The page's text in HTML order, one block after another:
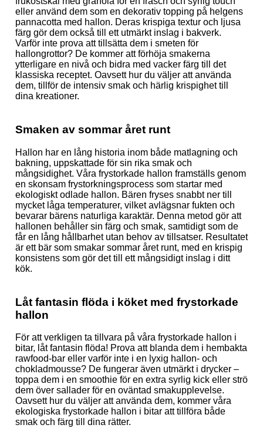
eller använd dem som en dekorativ topping på helgens
pannacotta med hallon. Deras krispiga textur och ljusa
färg gör dem också till ett utmärkt inslag i bakverk.
Varför inte prova att tillsätta dem i smeten för
hallongrottor? De kommer att förhöja smakerna
ytterligare en nivå och bidra med vacker färg till det
klassiska receptet. Oavsett hur du väljer att använda
dem, tillför de intensiv smak och härlig krispighet till
dina kreationer.
Smaken av sommar året runt
Hallon har en lång historia inom både matlagning och
bakning, uppskattade för sin rika smak och
mångsidighet. Våra frystorkade hallon framställs genom
en skonsam frystorkningsprocess som startar med
ekologiskt odlade hallon. Bären fryses snabbt ner till
mycket låga temperaturer, vilket avlägsnar fukten och
bevarar bärens naturliga karaktär. Denna metod gör att
hallonen behåller sin färg och smak, samtidigt som de
får en lång hållbarhet utan behov av tillsatser. Resultatet
är ett bär som smakar sommar året runt, med en krispig
konsistens som gör det till ett mångsidigt inslag i ditt
kök.
Låt fantasin flöda i köket med frystorkade
hallon
För att verkligen ta tillvara på våra frystorkade hallon i
bitar, låt fantasin flöda! Prova att blanda dem i hembakta
rawfood-bar eller varför inte i en lyxig hallon- och
chokladmousse? De fungerar även utmärkt i drycker –
toppa dem i en smoothie för en extra syrlig kick eller strö
dem över sallader för en oväntad smakupplevelse.
Oavsett hur du väljer att använda dem, kommer våra
ekologiska frystorkade hallon i bitar att tillföra både
smak och färg till dina rätter.